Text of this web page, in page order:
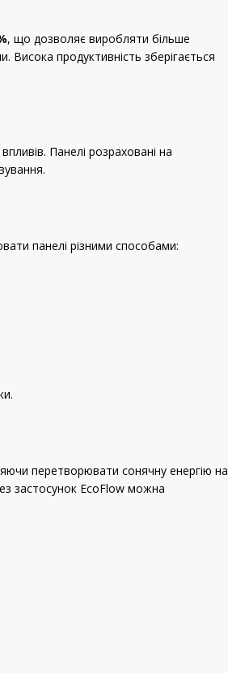
, що дозволяє виробляти більше
Висока продуктивність зберігається
Панелі розраховані на
панелі різними способами:
перетворювати сонячну енергію на
застосунок EcoFlow можна